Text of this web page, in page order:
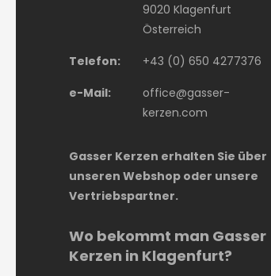
9020 Klagenfurt
Österreich
Telefon:
+43 (0) 650 4277376
e-Mail:
office@gasser-
kerzen.com
Gasser Kerzen erhalten Sie über
unseren Webshop oder unsere
Vertriebspartner.
Wo bekommt man Gasser
Kerzen in Klagenfurt?